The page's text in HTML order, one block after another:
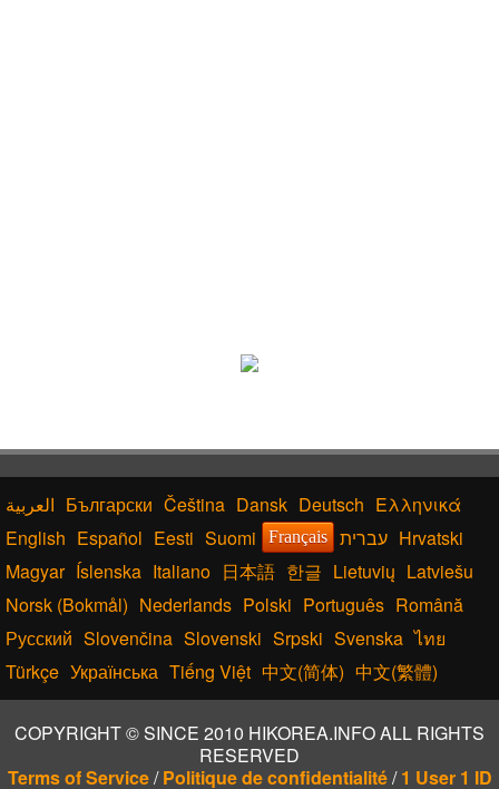
Български Čeština Dansk Deutsch Ελληνικά
English Español Eesti Suomi Français עברית Hrvatski
Magyar Íslenska Italiano 日本語 한글 Lietuvių Latviešu
Norsk (Bokmål) Nederlands Polski Português Română
Русский Slovenčina Slovenski Srpski Svenska ไทย
Türkçe Українська Tiếng Việt 中文(简体) 中文(繁體)
COPYRIGHT © SINCE 2010 HIKOREA.INFO ALL RIGHTS
RESERVED
Terms of Service/Politique de confidentialité/1 User 1 ID